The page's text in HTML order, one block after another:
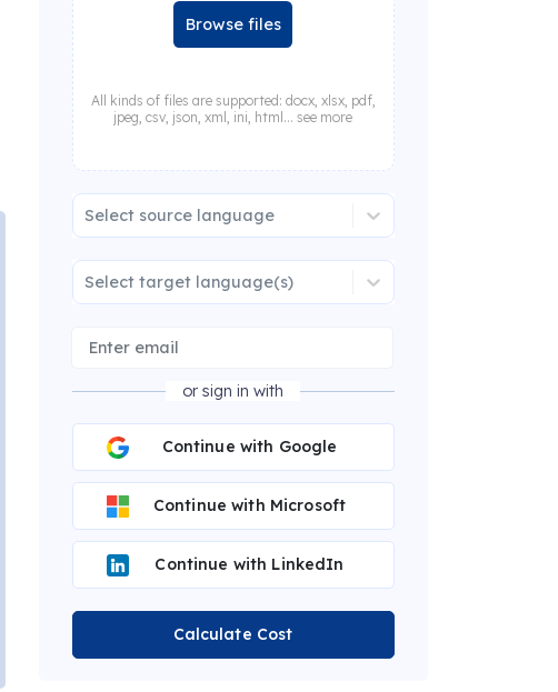
Browse files
All kinds of files are supported: docx, xlsx, pdf,
jpeg, csv, json, xml, ini, html... see more
Select source language
Select target language(s)
or sign in with
Continue with Google
Continue with Microsoft
Continue with LinkedIn
Calculate Cost